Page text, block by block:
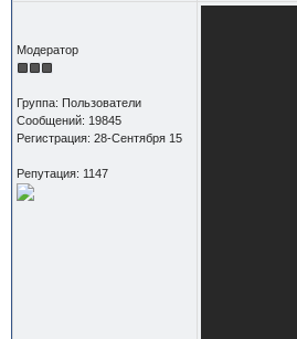
Модератор
Группа: Пользователи
Сообщений: 19845
Регистрация: 28-Сентября 15
Репутация: 1147